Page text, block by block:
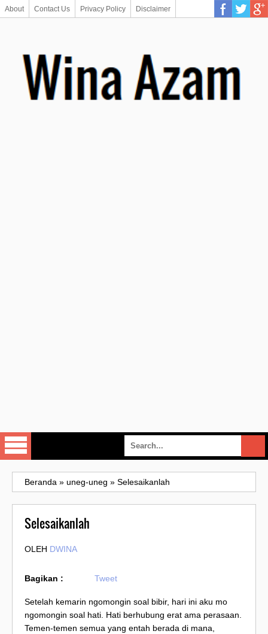
About Contact Us Privacy Policy Disclaimer
Beranda » uneg-uneg » Selesaikanlah
Selesaikanlah
OLEH DWINA
Bagikan : Tweet
Setelah kemarin ngomongin soal bibir, hari ini aku mo
ngomongin soal hati. Hati berhubung erat ama perasaan.
Temen-temen semua yang entah berada di mana,